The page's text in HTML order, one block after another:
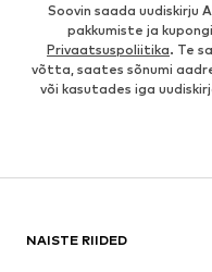
Soovin saada uudiskirju
pakkumiste ja
Privaatsuspoliitika. Te
võtta, saates sõnumi
või kasutades iga
NAISTE RIIDED